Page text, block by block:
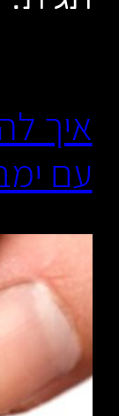
איך
עם